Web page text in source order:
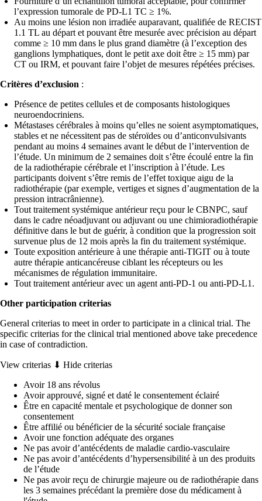
l’expression tumorale de PD-L1 TC ≥ 1%.
Au moins une lésion non irradiée auparavant, qualifiée de RECIST
1.1 TL au départ et pouvant être mesurée avec précision au départ
comme ≥ 10 mm dans le plus grand diamètre (à l’exception des
ganglions lymphatiques, dont le petit axe doit être ≥ 15 mm) par
CT ou IRM, et pouvant faire l’objet de mesures répétées précises.
Critères d’exclusion :
Présence de petites cellules et de composants histologiques
neuroendocriniens.
Métastases cérébrales à moins qu’elles ne soient asymptomatiques,
stables et ne nécessitent pas de stéroïdes ou d’anticonvulsivants
pendant au moins 4 semaines avant le début de l’intervention de
l’étude. Un minimum de 2 semaines doit s’être écoulé entre la fin
de la radiothérapie cérébrale et l’inscription à l’étude. Les
participants doivent s’être remis de l’effet toxique aigu de la
radiothérapie (par exemple, vertiges et signes d’augmentation de la
pression intracrânienne).
Tout traitement systémique antérieur reçu pour le CBNPC, sauf
dans le cadre néoadjuvant ou adjuvant ou une chimioradiothérapie
définitive dans le but de guérir, à condition que la progression soit
survenue plus de 12 mois après la fin du traitement systémique.
Toute exposition antérieure à une thérapie anti-TIGIT ou à toute
autre thérapie anticancéreuse ciblant les récepteurs ou les
mécanismes de régulation immunitaire.
Tout traitement antérieur avec un agent anti-PD-1 ou anti-PD-L1.
Other participation criterias
General criterias to meet in order to participate in a clinical trial. The
specific criterias for the clinical trial mentioned above take precedence
in case of contradiction.
View criterias ⬇ Hide criterias
Avoir 18 ans révolus
Avoir approuvé, signé et daté le consentement éclairé
Être en capacité mentale et psychologique de donner son
consentement
Être affilié ou bénéficier de la sécurité sociale française
Avoir une fonction adéquate des organes
Ne pas avoir d’antécédents de maladie cardio-vasculaire
Ne pas avoir d’antécédents d’hypersensibilité à un des produits
de l’étude
Ne pas avoir reçu de chirurgie majeure ou de radiothérapie dans
les 3 semaines précédant la première dose du médicament à